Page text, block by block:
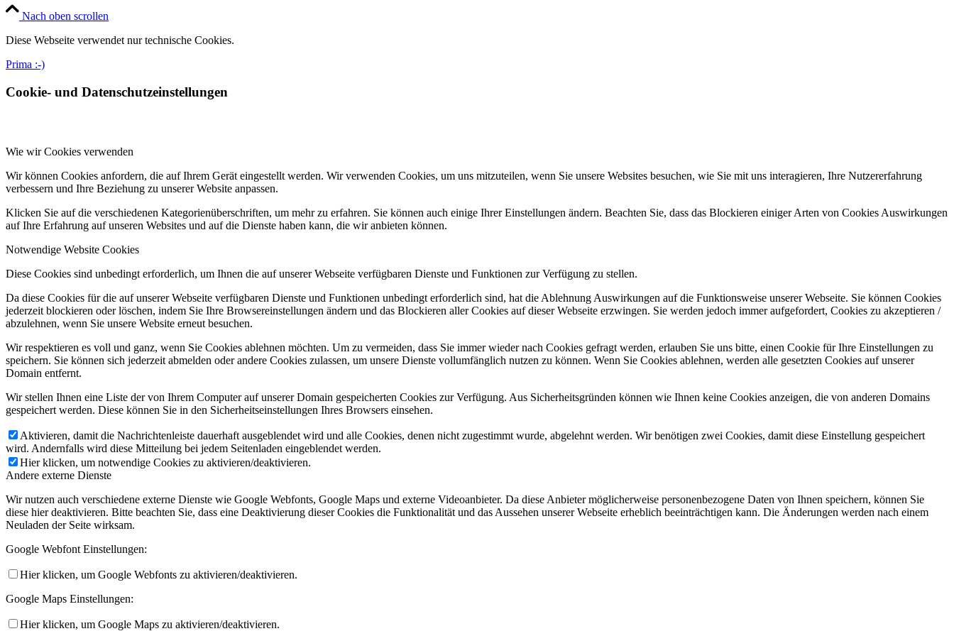
Nach oben scrollen
Diese Webseite verwendet nur technische Cookies.
Prima :-)
Cookie- und Datenschutzeinstellungen
Wie wir Cookies verwenden
Wir können Cookies anfordern, die auf Ihrem Gerät eingestellt werden. Wir verwenden Cookies, um uns mitzuteilen, wenn Sie unsere Websites besuchen, wie Sie mit uns interagieren, Ihre Nutzererfahrung
verbessern und Ihre Beziehung zu unserer Website anpassen.
Klicken Sie auf die verschiedenen Kategorienüberschriften, um mehr zu erfahren. Sie können auch einige Ihrer Einstellungen ändern. Beachten Sie, dass das Blockieren einiger Arten von Cookies Auswirkungen
auf Ihre Erfahrung auf unseren Websites und auf die Dienste haben kann, die wir anbieten können.
Notwendige Website Cookies
Diese Cookies sind unbedingt erforderlich, um Ihnen die auf unserer Webseite verfügbaren Dienste und Funktionen zur Verfügung zu stellen.
Da diese Cookies für die auf unserer Webseite verfügbaren Dienste und Funktionen unbedingt erforderlich sind, hat die Ablehnung Auswirkungen auf die Funktionsweise unserer Webseite. Sie können Cookies
jederzeit blockieren oder löschen, indem Sie Ihre Browsereinstellungen ändern und das Blockieren aller Cookies auf dieser Webseite erzwingen. Sie werden jedoch immer aufgefordert, Cookies zu akzeptieren /
abzulehnen, wenn Sie unsere Website erneut besuchen.
Wir respektieren es voll und ganz, wenn Sie Cookies ablehnen möchten. Um zu vermeiden, dass Sie immer wieder nach Cookies gefragt werden, erlauben Sie uns bitte, einen Cookie für Ihre Einstellungen zu
speichern. Sie können sich jederzeit abmelden oder andere Cookies zulassen, um unsere Dienste vollumfänglich nutzen zu können. Wenn Sie Cookies ablehnen, werden alle gesetzten Cookies auf unserer
Domain entfernt.
Wir stellen Ihnen eine Liste der von Ihrem Computer auf unserer Domain gespeicherten Cookies zur Verfügung. Aus Sicherheitsgründen können wie Ihnen keine Cookies anzeigen, die von anderen Domains
gespeichert werden. Diese können Sie in den Sicherheitseinstellungen Ihres Browsers einsehen.
Aktivieren, damit die Nachrichtenleiste dauerhaft ausgeblendet wird und alle Cookies, denen nicht zugestimmt wurde, abgelehnt werden. Wir benötigen zwei Cookies, damit diese Einstellung gespeichert
wird. Andernfalls wird diese Mitteilung bei jedem Seitenladen eingeblendet werden.
Hier klicken, um notwendige Cookies zu aktivieren/deaktivieren.
Andere externe Dienste
Wir nutzen auch verschiedene externe Dienste wie Google Webfonts, Google Maps und externe Videoanbieter. Da diese Anbieter möglicherweise personenbezogene Daten von Ihnen speichern, können Sie
diese hier deaktivieren. Bitte beachten Sie, dass eine Deaktivierung dieser Cookies die Funktionalität und das Aussehen unserer Webseite erheblich beeinträchtigen kann. Die Änderungen werden nach einem
Neuladen der Seite wirksam.
Google Webfont Einstellungen:
Hier klicken, um Google Webfonts zu aktivieren/deaktivieren.
Google Maps Einstellungen:
Hier klicken, um Google Maps zu aktivieren/deaktivieren.